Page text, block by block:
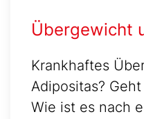
Übergewicht
Krankhaftes
Adipositas?
Wie ist es nach